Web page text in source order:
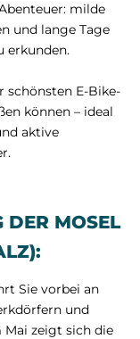
milde
und lange Tage
erkunden.
schönsten E-Bike-
können – ideal
aktive
DER MOSEL
Sie vorbei an
und
Mai zeigt sich die